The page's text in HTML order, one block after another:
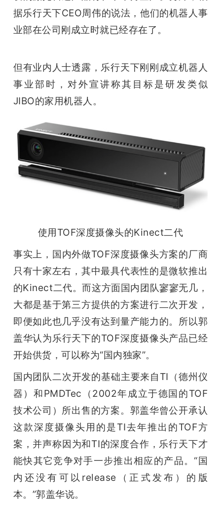
据乐行天下CEO周伟的说法，他们的机器人事
业部在公司刚成立时就已经存在了。
但有业内人士透露，乐行天下刚刚成立机器人
事业部时，对外宣讲称其目标是研发类似
JIBO的家用机器人。
使用TOF深度摄像头的Kinect二代
事实上，国内外做TOF深度摄像头方案的厂商
只有十家左右，其中最具代表性的是微软推出
的Kinect二代。而这方面国内团队寥寥无几，
大都是基于第三方提供的方案进行二次开发，
即便如此也几乎没有达到量产能力的。所以郭
盖华认为乐行天下的TOF深度摄像头产品已经
开始供货，可以称为“国内独家”。
国内团队二次开发的基础主要来自TI（德州仪
器）和PMDTec（2002年成立于德国的TOF
技术公司）所出售的方案。郭盖华曾公开承认
这款深度摄像头用的是TI去年推出的TOF方
案，并声称因为和TI的深度合作，乐行天下才
能快其它竞争对手一步推出相应的产品。“国
内还没有可以release（正式发布）的版
本。”郭盖华说。